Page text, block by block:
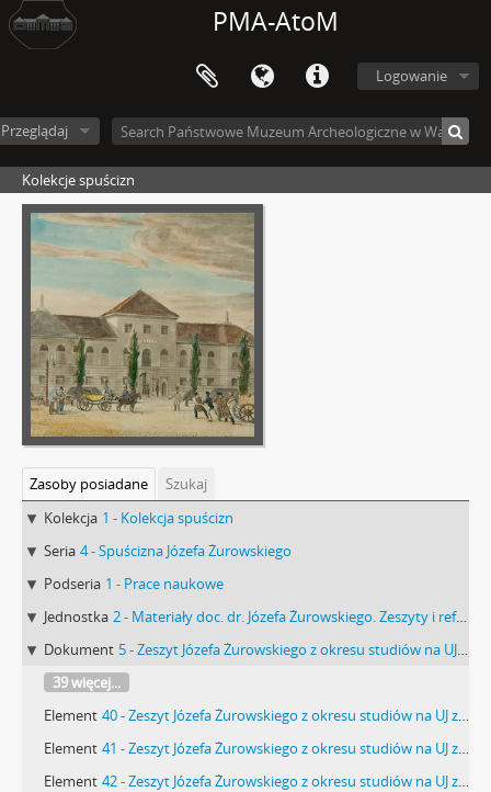
PMA-AtoM
Logowanie
Przeglądaj
Kolekcje spuścizn
Zasoby posiadane
Szukaj
Kolekcja 1 - Kolekcja spuścizn
Seria 4 - Spuścizna Józefa Żurowskiego
Podseria 1 - Prace naukowe
Jednostka 2 - Materiały doc. dr. Józefa Żurowskiego. Zeszyty i referaty z okresu studiów na UJ
Dokument 5 - Zeszyt Józefa Żurowskiego z okresu studiów na UJ zapisany od przodu i od tyłu rękopisem referatów
39 więcej...
Element 40 - Zeszyt Józefa Żurowskiego z okresu studiów na UJ zapisany od przodu i od tyłu rękopisem referatów strona 40: notatki w języku niemieckim "Wypiski z dzieła […]" cd.
Element 41 - Zeszyt Józefa Żurowskiego z okresu studiów na UJ zapisany od przodu i od tyłu rękopisem referatów strona 41: notatki w języku niemieckim "Wypiski z dzieła […]" cd.
Element 42 - Zeszyt Józefa Żurowskiego z okresu studiów na UJ zapisany od przodu i od tyłu rękopisem referatów strona 42: notatki w języku niemieckim "Wypiski z dzieła […]" cd.